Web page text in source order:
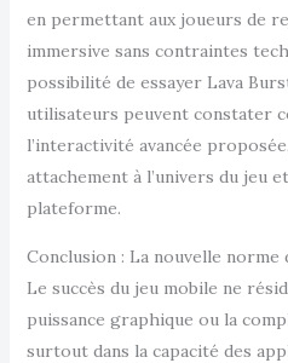
en permettant aux joueurs de
immersive sans contraintes
possibilité de essayer Lava
utilisateurs peuvent constater
l’interactivité avancée
attachement à l’univers du jeu
plateforme.
Conclusion : La nouvelle norme
Le succès du jeu mobile ne
puissance graphique ou la
surtout dans la capacité des